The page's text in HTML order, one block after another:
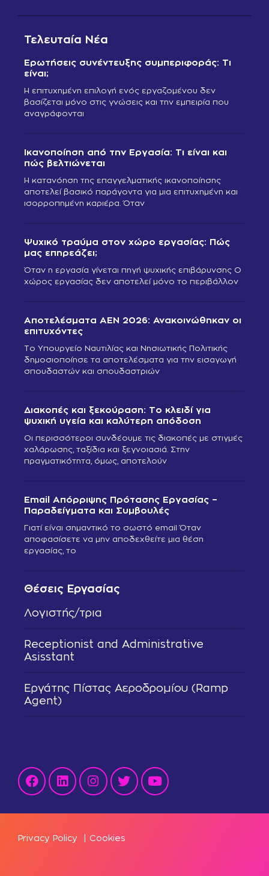
Θέσεις Εργασίας
Λογιστής/τρια
Receptionist and Administrative
Asisstant
Εργάτης Πίστας Αεροδρομίου (Ramp
Agent)
Τελευταία Νέα
Ερωτήσεις συνέντευξης συμπεριφοράς: Τι
είναι;
Η επιτυχημένη επιλογή ενός εργαζομένου δεν
βασίζεται μόνο στις γνώσεις και την εμπειρία που
αναγράφονται
Ικανοποίηση από την Εργασία: Τι είναι και
πώς βελτιώνεται
Η κατανόηση της επαγγελματικής ικανοποίησης
αποτελεί βασικό παράγοντα για μια επιτυχημένη και
ισορροπημένη καριέρα. Όταν
Ψυχικό τραύμα στον χώρο εργασίας: Πώς
μας επηρεάζει;
Όταν η εργασία γίνεται πηγή ψυχικής επιβάρυνσης Ο
χώρος εργασίας δεν αποτελεί μόνο το περιβάλλον
Αποτελέσματα ΑΕΝ 2026: Ανακοινώθηκαν οι
επιτυχόντες
Το Υπουργείο Ναυτιλίας και Νησιωτικής Πολιτικής
δημοσιοποίησε τα αποτελέσματα για την εισαγωγή
σπουδαστών και σπουδαστριών
Διακοπές και ξεκούραση: Το κλειδί για
ψυχική υγεία και καλύτερη απόδοση
Οι περισσότεροι συνδέουμε τις διακοπές με στιγμές
χαλάρωσης, ταξίδια και ξεγνοιασιά. Στην
πραγματικότητα, όμως, αποτελούν
Email Απόρριψης Πρότασης Εργασίας –
Παραδείγματα και Συμβουλές
Γιατί είναι σημαντικό το σωστό email Όταν
αποφασίσετε να μην αποδεχθείτε μια θέση
εργασίας, το
Privacy Policy | Cookies